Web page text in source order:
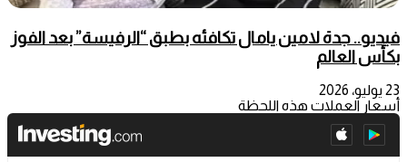
فيديو.. جدة لامين يامال تكافئه بطبق “الرفيسة” بعد الفوز
بكأس العالم
23 يوليو، 2026
أسعار العملات هذه اللحظة